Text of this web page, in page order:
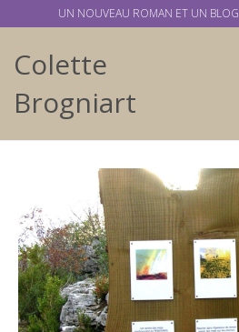
Colette
Brogniart
UN NOUVEAU ROMAN ET UN